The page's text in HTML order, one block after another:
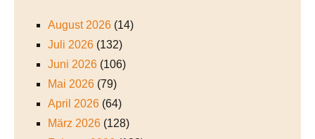
August 2026 (14)
Juli 2026 (132)
Juni 2026 (106)
Mai 2026 (79)
April 2026 (64)
März 2026 (128)